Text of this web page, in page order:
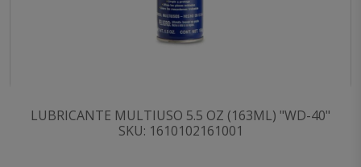
LUBRICANTE MULTIUSO 5.5 OZ (163ML) "WD-40"
SKU: 1610102161001